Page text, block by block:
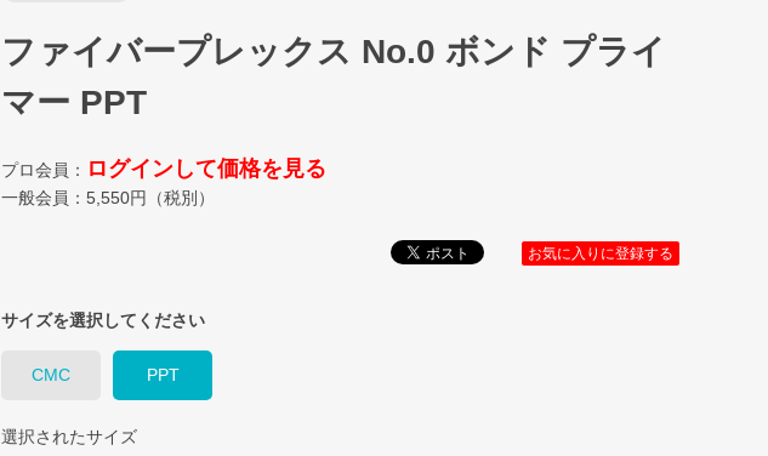
ファイバープレックス No.0 ボンド プライ
マー PPT
プロ会員： ログインして価格を見る
一般会員： 5,550円（税別）
お気に入りに登録する
サイズを選択してください
CMC PPT
選択されたサイズ